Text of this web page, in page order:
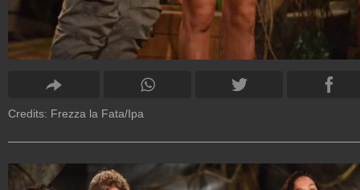
Credits: Frezza la Fata/Ipa